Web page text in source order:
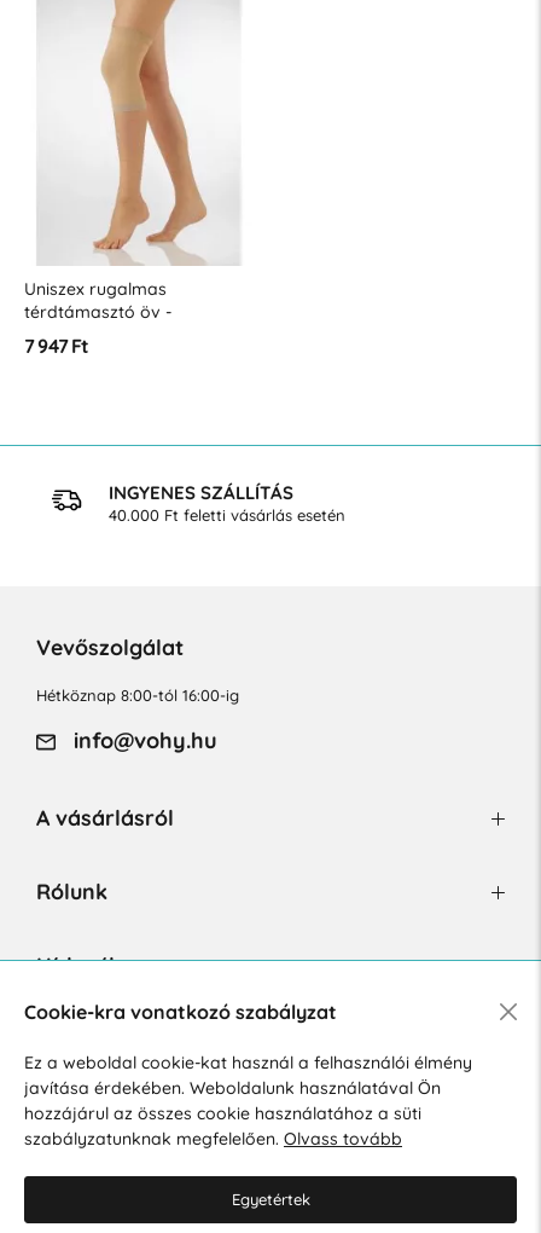
Uniszex rugalmas
térdtámasztó öv -
határozott kompresszió
7 947 Ft
INGYENES SZÁLLÍTÁS
40.000 Ft feletti vásárlás esetén
Vevőszolgálat
Hétköznap 8:00-tól 16:00-ig
info@vohy.hu
A vásárlásról
Rólunk
Hírlevél
Hozzájárulok a személyes adatok marketing célú kezeléséhez.
Személyes adatok védelmére vonatkozó szabályzat.
Cookie-kra vonatkozó szabályzat
Ez a weboldal cookie-kat használ a felhasználói élmény
javítása érdekében. Weboldalunk használatával Ön
hozzájárul az összes cookie használatához a süti
szabályzatunknak megfelelően. Olvass tovább
Egyetértek